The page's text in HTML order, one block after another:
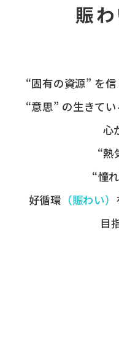
賑
“固有の​資源” を​
“意思” の​生きてい
心
“熱
“憧
好循環 ​（賑わい）
目